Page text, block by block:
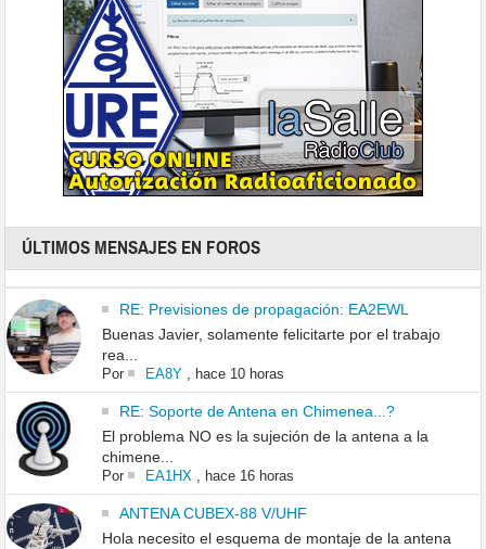
ÚLTIMOS MENSAJES EN FOROS
RE: Previsiones de propagación: EA2EWL
Buenas Javier, solamente felicitarte por el trabajo
rea...
Por EA8Y, hace 10 horas
RE: Soporte de Antena en Chimenea...?
El problema NO es la sujeción de la antena a la
chimene...
Por EA1HX, hace 16 horas
ANTENA CUBEX-88 V/UHF
Hola necesito el esquema de montaje de la antena